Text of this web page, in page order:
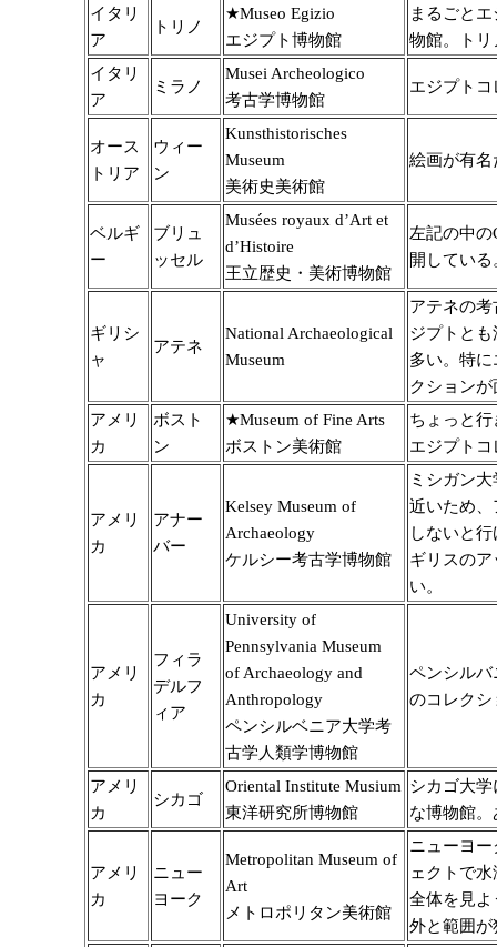
イタリ
ア
トリノ
★Museo Egizio
エジプト博物館
まるごと
物館。トリ
イタリ
ア
ミラノ
Musei Archeologico
考古学博物館
エジプト
オース
トリア
ウィー
ン
Kunsthistorisches
Museum
美術史美術館
絵画が有名
ベルギ
ー
ブリュ
ッセル
Musées royaux d’Art et
d’Histoire
王立歴史・美術博物館
左記の中の
開してい
ギリシ
ャ
アテネ
National Archaeological
Museum
アテネの
ジプトと
多い。特
クションが
アメリ
カ
ボスト
ン
★Museum of Fine Arts
ボストン美術館
ちょっと
エジプト
アメリ
カ
アナー
バー
Kelsey Museum of
Archaeology
ケルシー考古学博物館
ミシガン
近いため
しないと
ギリスの
い。
アメリ
カ
フィラ
デルフ
ィア
University of
Pennsylvania Museum
of Archaeology and
Anthropology
ペンシルベニア大学考
古学人類学博物館
ペンシル
のコレク
アメリ
カ
シカゴ
Oriental Institute Musium
東洋研究所博物館
シカゴ大
な博物館
アメリ
カ
ニュー
ヨーク
Metropolitan Museum of
Art
メトロポリタン美術館
ニューヨ
ェクトで
全体を見
外と範囲が